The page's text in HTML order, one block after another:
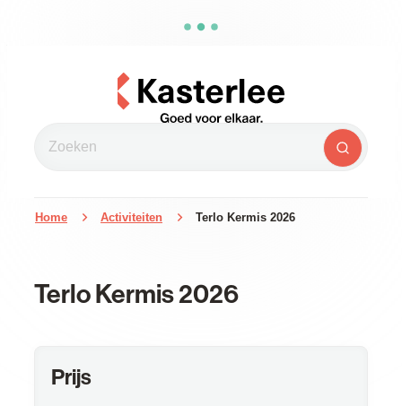
Kasterlee
Zoeken Zoeken
Home Activiteiten Terlo Kermis 2026
Terlo Kermis 2026
Prijs